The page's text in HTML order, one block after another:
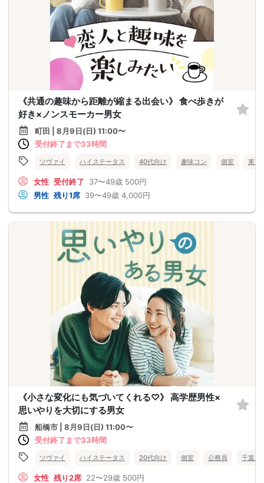
《共通の趣味から距離が縮まる出会い》 食べ歩きが
好き×ノンスモーカー男女
町田 | 8月9日(日) 11:00〜
受付終了まで33時間
ツヴァイ ハイステータス 40代向け 趣味コン 個室 東京
女性 受付終了 37〜49歳 500円
男性 残り1席 39〜49歳 4,000円
《小さな変化にも気づいてくれる♡》 高学歴男性×
思いやりを大切にする男女
船橋市 | 8月9日(日) 11:00〜
受付終了まで33時間
ツヴァイ ハイステータス 20代向け 個室 公務員 千葉県
女性 残り2席 22〜29歳 500円